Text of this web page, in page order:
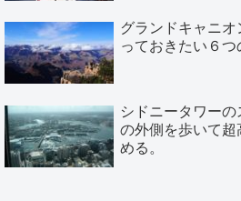
グランドキャニ
っておきたい６つ
シドニータワー
の外側を歩いて超
める。